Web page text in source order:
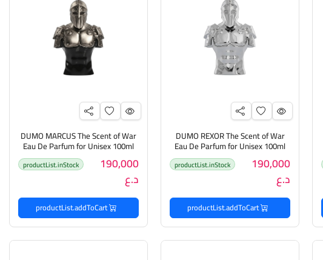
DUMO REXOR The Scent of War
Eau De Parfum for Unisex 100ml
دومو عطر للرجال والنساء190,000
د.ع
productList.inStock
productList.addToCart
DUMO MARCUS The Scent of War
Eau De Parfum for Unisex 100ml
دومو عطر للرجال والنساء190,000
د.ع
productList.inStock
productList.addToCart